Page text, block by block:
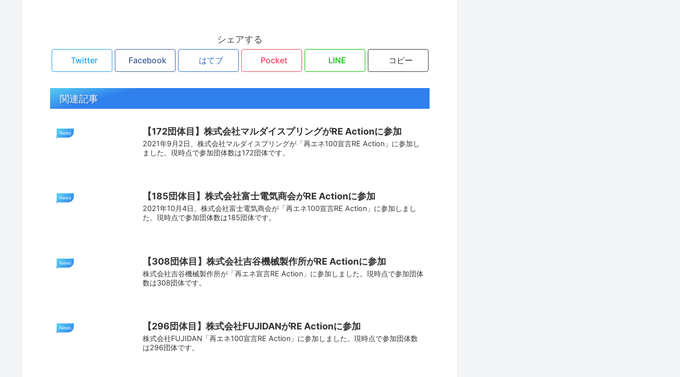
シェアする
Twitter Facebook はてブ Pocket LINE コピー
関連記事
News 【172団体目】株式会社マルダイスプリングがRE Actionに参加
2021年9月2日、株式会社マルダイスプリングが「再エネ100宣言RE Action」に参加し
ました。現時点で参加団体数は172団体です。
News 【185団体目】株式会社富士電気商会がRE Actionに参加
2021年10月4日、株式会社富士電気商会が「再エネ100宣言RE Action」に参加しまし
た。現時点で参加団体数は185団体です。
News 【308団体目】株式会社吉谷機械製作所がRE Actionに参加
株式会社吉谷機械製作所が「再エネ宣言RE Action」に参加しました。現時点で参加団体
数は308団体です。
News 【296団体目】株式会社FUJIDANがRE Actionに参加
株式会社FUJIDAN「再エネ100宣言RE Action」に参加しました。現時点で参加団体数
は296団体です。